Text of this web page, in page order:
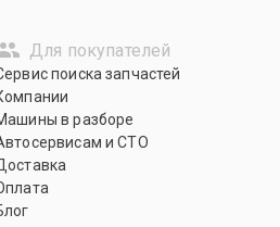
Для покупателей
поиска запчастей
в разборе
и СТО